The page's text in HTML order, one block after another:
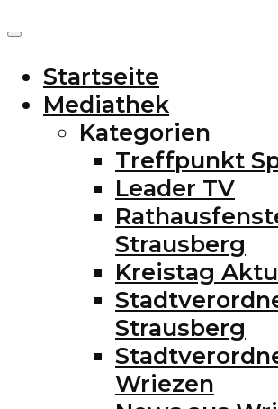
Startseite
Mediathek
Kategorien
Treffpunkt
Leader TV
Strausberg
Kreistag
Strausberg
Wriezen